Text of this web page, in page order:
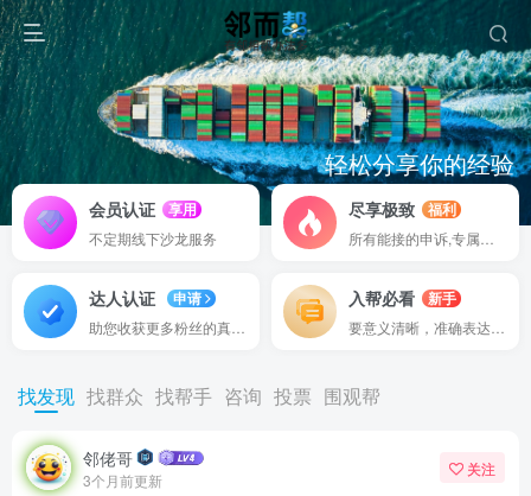
轻松分享你的经验
邻而帮助你快速积累行业资源
认证权益
我们对有为的作者提供更多
会员认证
享用
不定期线下沙龙服务
尽享极致
福利
达人认证
申请
入帮必看
新手
找发现 找群众 找帮手 咨询 投票 围观帮
邻佬哥
3个月前更新
关注